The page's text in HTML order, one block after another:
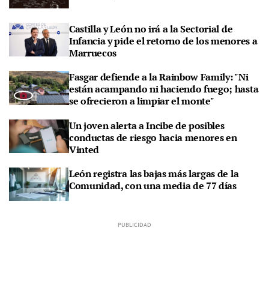
Castilla y León no irá a la Sectorial de
Infancia y pide el retorno de los menores a
Marruecos
Fasgar defiende a la Rainbow Family: "Ni
están acampando ni haciendo fuego; hasta
se ofrecieron a limpiar el monte"
Un joven alerta a Incibe de posibles
conductas de riesgo hacia menores en
Vinted
León registra las bajas más largas de la
Comunidad, con una media de 77 días